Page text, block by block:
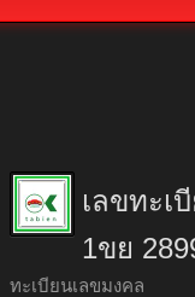
เลขทะเ
1ขย
ทะเบียนเลขมงคล